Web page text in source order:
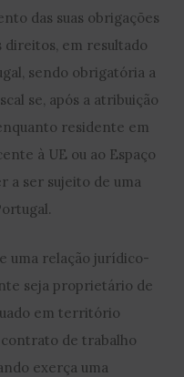
das suas obrigações
em resultado
sendo obrigatória a
se, após a atribuição
residente em
à UE ou ao Espaço
a ser sujeito de uma
uma relação jurídico-
seja proprietário de
em território
de trabalho
exerça uma